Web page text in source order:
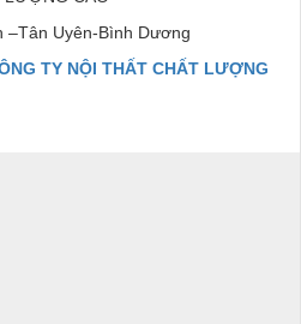
Uyên-Bình Dương
TY NỘI THẤT CHẤT LƯỢNG